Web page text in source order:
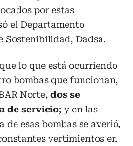
por estas
el Departamento
Sostenibilidad, Dadsa.
lo que está ocurriendo
bombas que funcionan,
Norte, dos se
de servicio; y en las
de esas bombas se averió,
vertimientos en